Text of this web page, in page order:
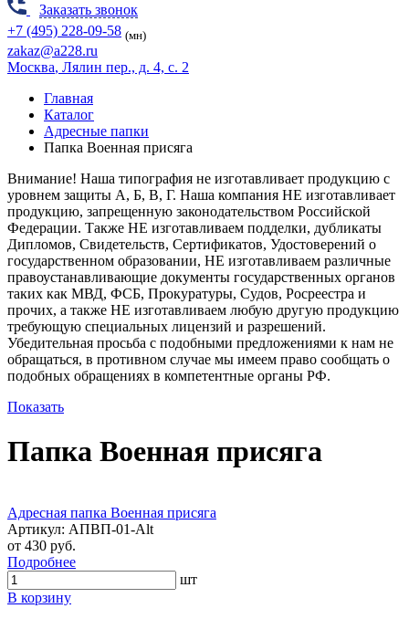
Заказать звонок
+7 (495) 228-09-58 (мн)
zakaz@a228.ru
Москва, Лялин пер., д. 4, с. 2
Главная
Каталог
Адресные папки
Папка Военная присяга
Внимание! Наша типография не изготавливает продукцию с
уровнем защиты А, Б, В, Г. Наша компания НЕ изготавливает
продукцию, запрещенную законодательством Российской
Федерации. Также НЕ изготавливаем подделки, дубликаты
Дипломов, Свидетельств, Сертификатов, Удостоверений о
государственном образовании, НЕ изготавливаем различные
правоустанавливающие документы государственных органов
таких как МВД, ФСБ, Прокуратуры, Судов, Росреестра и
прочих, а также НЕ изготавливаем любую другую продукцию
требующую специальных лицензий и разрешений.
Убедительная просьба с подобными предложениями к нам не
обращаться, в противном случае мы имеем право сообщать о
подобных обращениях в компетентные органы РФ.
Показать
Папка Военная присяга
Адресная папка Военная присяга
Артикул: АПВП-01-Alt
от 430 руб.
Подробнее
шт
В корзину